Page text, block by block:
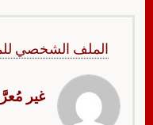
الملف الشخصي
غير